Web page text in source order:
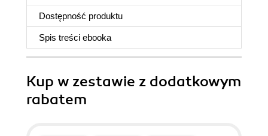
Dostępność produktu
Spis treści ebooka
Kup w zestawie z dodatkowym
rabatem